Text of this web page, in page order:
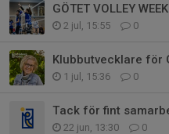
GÖTET VOLLEY WEEK
2 jul, 15:55 0
Klubbutvecklare för
1 jul, 15:36 0
Tack för fint
22 jun, 13:30 0